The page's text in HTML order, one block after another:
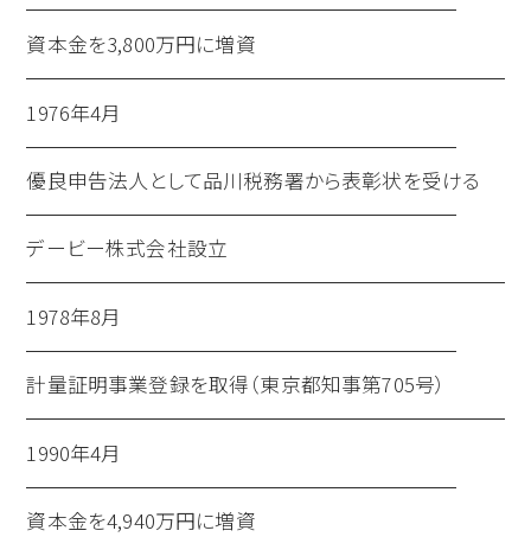
資本金を3,800万円に増資
1976年4月
優良申告法人として品川税務署から表彰状を受ける
デービー株式会社設立
1978年8月
計量証明事業登録を取得（東京都知事第705号）
1990年4月
資本金を4,940万円に増資